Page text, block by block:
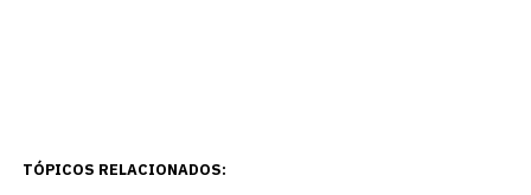
TÓPICOS RELACIONADOS: